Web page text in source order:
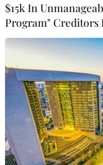
Người dân mua hàng
Ngày 7/1, cơ quan
công bố số liệu sơ bộ
Khu vực đồng tiền
$15k In
Program" Creditors